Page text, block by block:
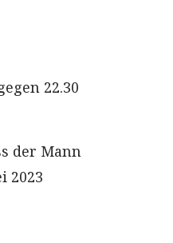
22.30
der Mann
2023